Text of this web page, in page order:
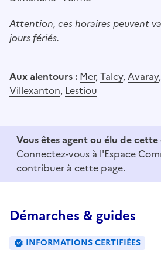
Attention, ces horaires peuvent
jours fériés.
Aux alentours : Mer,Talcy,Avaray,
Villexanton, Lestiou
Vous êtes agent ou élu de
Connectez-vous à l'Espace
contribuer à cette page.
Démarches & guides
INFORMATIONS CERTIFIÉES